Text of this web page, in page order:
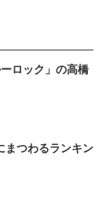
ロック」の高橋
まつわるランキン